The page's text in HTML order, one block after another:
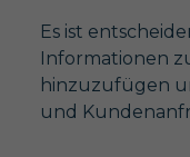
Es ist
Informationen
hinzuzufügen
und